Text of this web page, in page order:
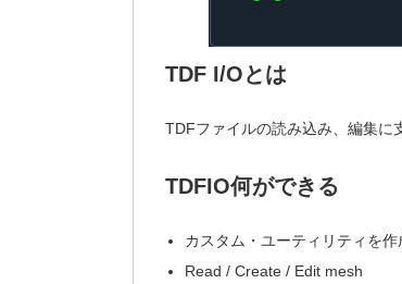
TDF I/Oとは
TDFファイルの読み込み、編集に
TDFIO何ができる
カスタム・ユーティリティを作
Read / Create / Edit mesh